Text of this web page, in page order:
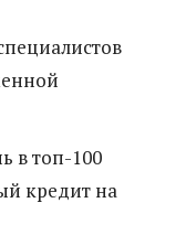
в топ-100
кредит на